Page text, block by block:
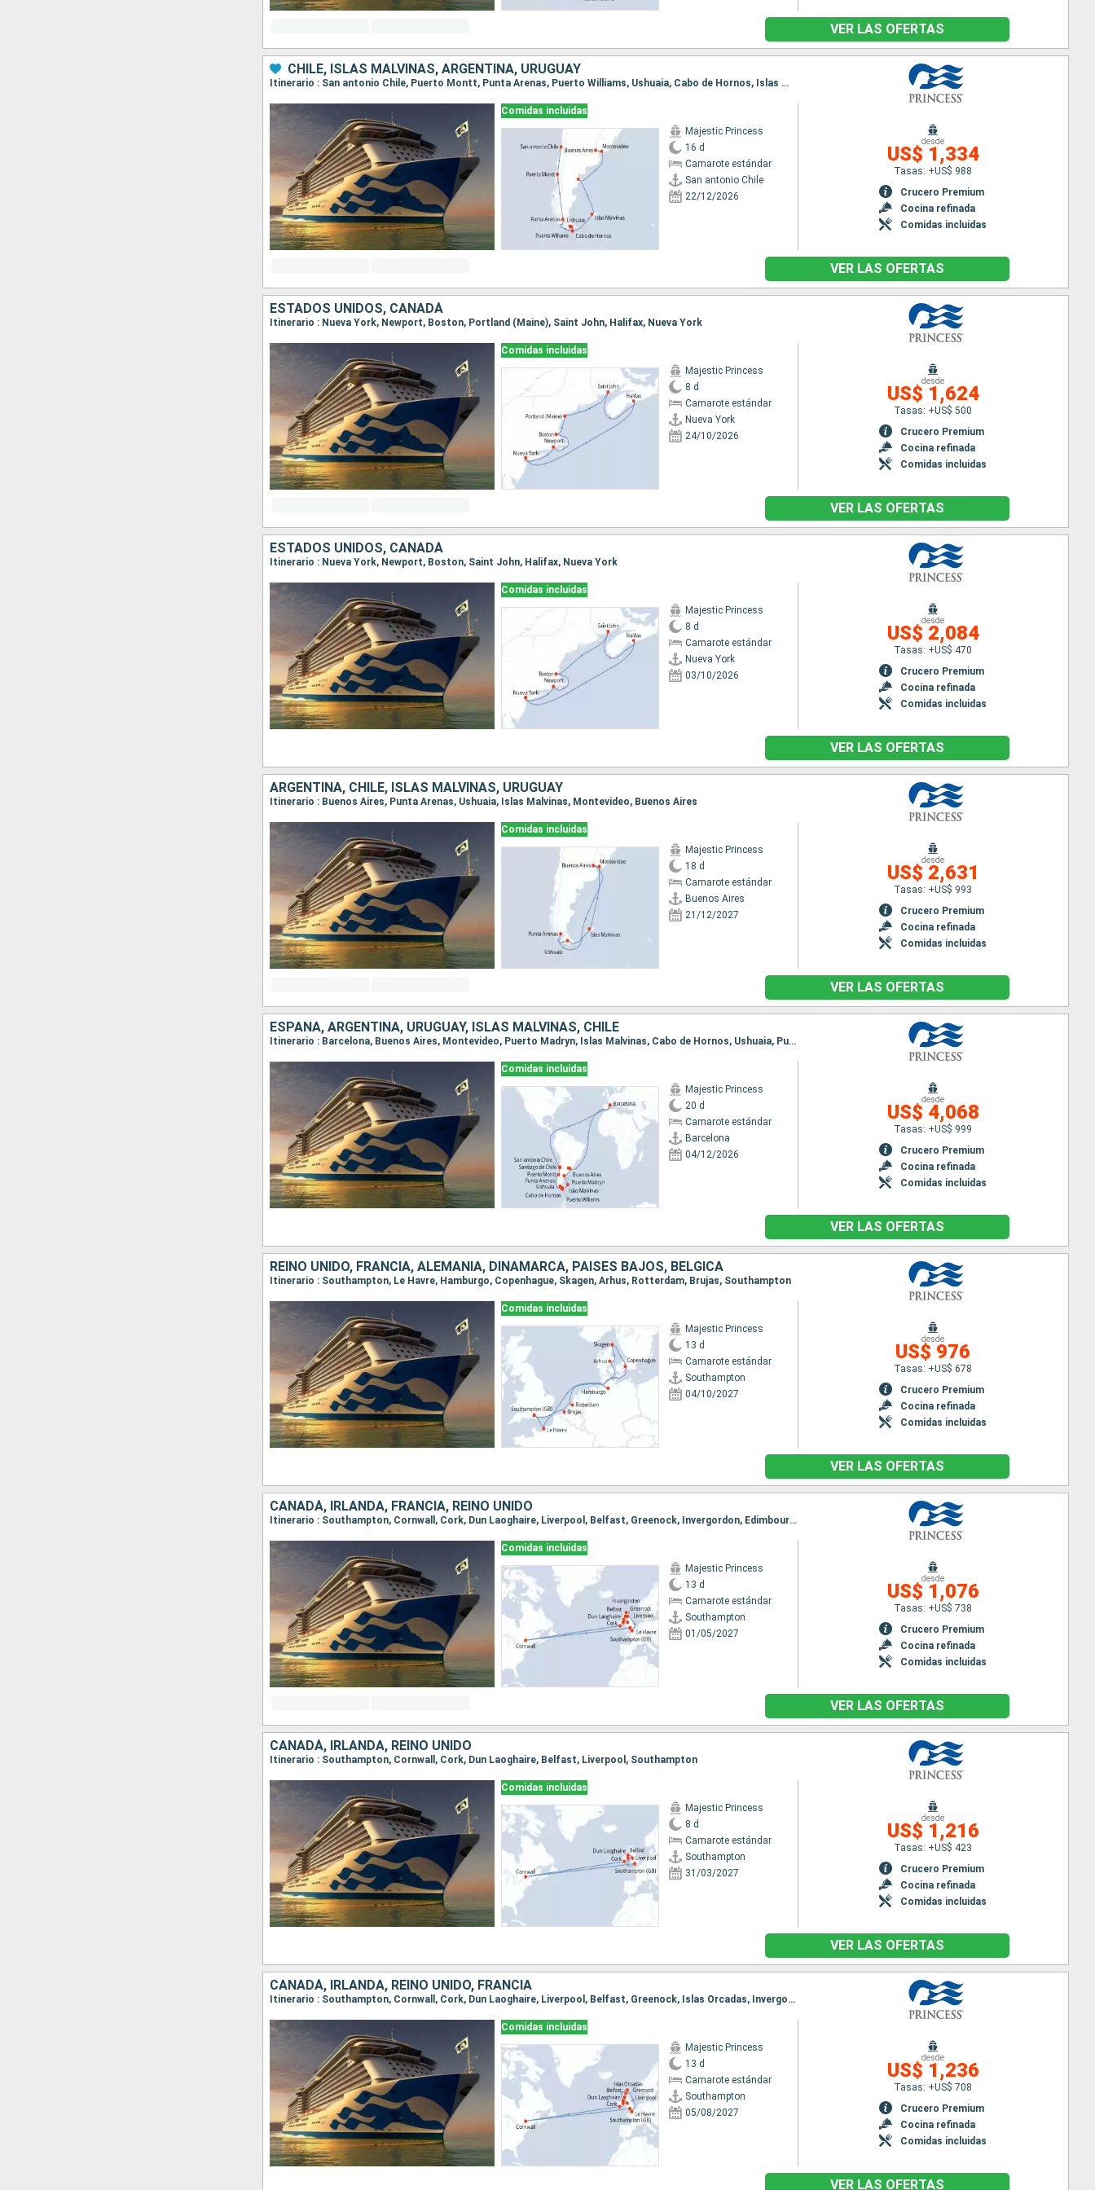
VER LAS OFERTAS
CHILE, ISLAS MALVINAS, ARGENTINA, URUGUAY
Itinerario : San antonio Chile, Puerto Montt, Punta Arenas, Puerto Williams, Ushuaia, Cabo de Hornos, Islas Malvinas, Puerto Madryn, Montevideo, Buenos Aires
Comidas incluidas
Majestic Princess
16 d
Camarote estándar
San antonio Chile
22/12/2026
desde
US$ 1,334
Tasas: +US$ 988
Crucero Premium
Cocina refinada
Comidas incluidas
VER LAS OFERTAS
ESTADOS UNIDOS, CANADÁ
Itinerario : Nueva York, Newport, Boston, Portland (Maine), Saint John, Halifax, Nueva York
Comidas incluidas
Majestic Princess
8 d
Camarote estándar
Nueva York
24/10/2026
desde
US$ 1,624
Tasas: +US$ 500
Crucero Premium
Cocina refinada
Comidas incluidas
VER LAS OFERTAS
ESTADOS UNIDOS, CANADÁ
Itinerario : Nueva York, Newport, Boston, Saint John, Halifax, Nueva York
Comidas incluidas
Majestic Princess
8 d
Camarote estándar
Nueva York
03/10/2026
desde
US$ 2,084
Tasas: +US$ 470
Crucero Premium
Cocina refinada
Comidas incluidas
VER LAS OFERTAS
ARGENTINA, CHILE, ISLAS MALVINAS, URUGUAY
Itinerario : Buenos Aires, Punta Arenas, Ushuaia, Islas Malvinas, Montevideo, Buenos Aires
Comidas incluidas
Majestic Princess
18 d
Camarote estándar
Buenos Aires
21/12/2027
desde
US$ 2,631
Tasas: +US$ 993
Crucero Premium
Cocina refinada
Comidas incluidas
VER LAS OFERTAS
ESPAÑA, ARGENTINA, URUGUAY, ISLAS MALVINAS, CHILE
Itinerario : Barcelona, Buenos Aires, Montevideo, Puerto Madryn, Islas Malvinas, Cabo de Hornos, Ushuaia, Puerto Williams, Punta Arenas, Puerto Montt, Santiago de Chile, San antonio Chile, Barcelona
Comidas incluidas
Majestic Princess
20 d
Camarote estándar
Barcelona
04/12/2026
desde
US$ 4,068
Tasas: +US$ 999
Crucero Premium
Cocina refinada
Comidas incluidas
VER LAS OFERTAS
REINO UNIDO, FRANCIA, ALEMANIA, DINAMARCA, PAISES BAJOS, BÉLGICA
Itinerario : Southampton, Le Havre, Hamburgo, Copenhague, Skagen, Arhus, Rotterdam, Brujas, Southampton
Comidas incluidas
Majestic Princess
13 d
Camarote estándar
Southampton
04/10/2027
desde
US$ 976
Tasas: +US$ 678
Crucero Premium
Cocina refinada
Comidas incluidas
VER LAS OFERTAS
CANADÁ, IRLANDA, FRANCIA, REINO UNIDO
Itinerario : Southampton, Cornwall, Cork, Dun Laoghaire, Liverpool, Belfast, Greenock, Invergordon, Edimbourg, Le Havre, Southampton
Comidas incluidas
Majestic Princess
13 d
Camarote estándar
Southampton
01/05/2027
desde
US$ 1,076
Tasas: +US$ 738
Crucero Premium
Cocina refinada
Comidas incluidas
VER LAS OFERTAS
CANADÁ, IRLANDA, REINO UNIDO
Itinerario : Southampton, Cornwall, Cork, Dun Laoghaire, Belfast, Liverpool, Southampton
Comidas incluidas
Majestic Princess
8 d
Camarote estándar
Southampton
31/03/2027
desde
US$ 1,216
Tasas: +US$ 423
Crucero Premium
Cocina refinada
Comidas incluidas
VER LAS OFERTAS
CANADÁ, IRLANDA, REINO UNIDO, FRANCIA
Itinerario : Southampton, Cornwall, Cork, Dun Laoghaire, Liverpool, Belfast, Greenock, Islas Orcadas, Invergordon, Le Havre, Southampton
Comidas incluidas
Majestic Princess
13 d
Camarote estándar
Southampton
05/08/2027
desde
US$ 1,236
Tasas: +US$ 708
Crucero Premium
Cocina refinada
Comidas incluidas
VER LAS OFERTAS